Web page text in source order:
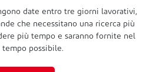
date entro tre giorni lavorativi,
che necessitano una ricerca più
più tempo e saranno fornite nel
tempo possibile.